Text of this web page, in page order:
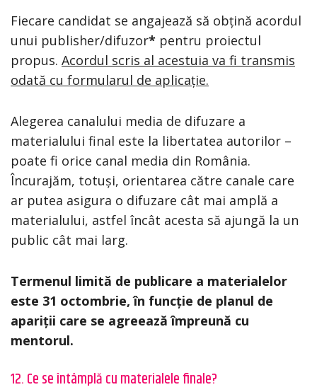
Fiecare candidat se angajează să obțină acordul
unui publisher/difuzor* pentru proiectul
propus. Acordul scris al acestuia va fi transmis
odată cu formularul de aplicație.
Alegerea canalului media de difuzare a
materialului final este la libertatea autorilor –
poate fi orice canal media din România.
Încurajăm, totuși, orientarea către canale care
ar putea asigura o difuzare cât mai amplă a
materialului, astfel încât acesta să ajungă la un
public cât mai larg.
Termenul limită de publicare a materialelor
este 31 octombrie, în funcție de planul de
apariții care se agreează împreună cu
mentorul.
12. Ce se întâmplă cu materialele finale?